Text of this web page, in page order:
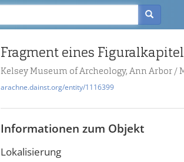
Kelsey Museum of Archeology, Ann Arbor /
arachne.dainst.org/entity/1116399
Informationen zum Objekt
Lokalisierung